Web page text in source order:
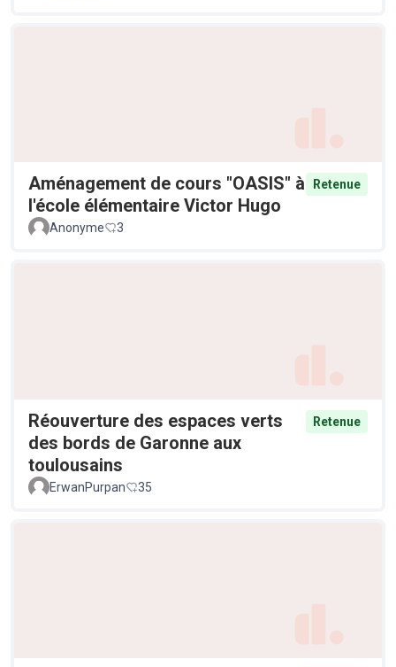
Aménagement de cours "OASIS" à
l'école élémentaire Victor Hugo
Retenue
Anonyme 3
Réouverture des espaces verts
des bords de Garonne aux
toulousains
Retenue
ErwanPurpan 35